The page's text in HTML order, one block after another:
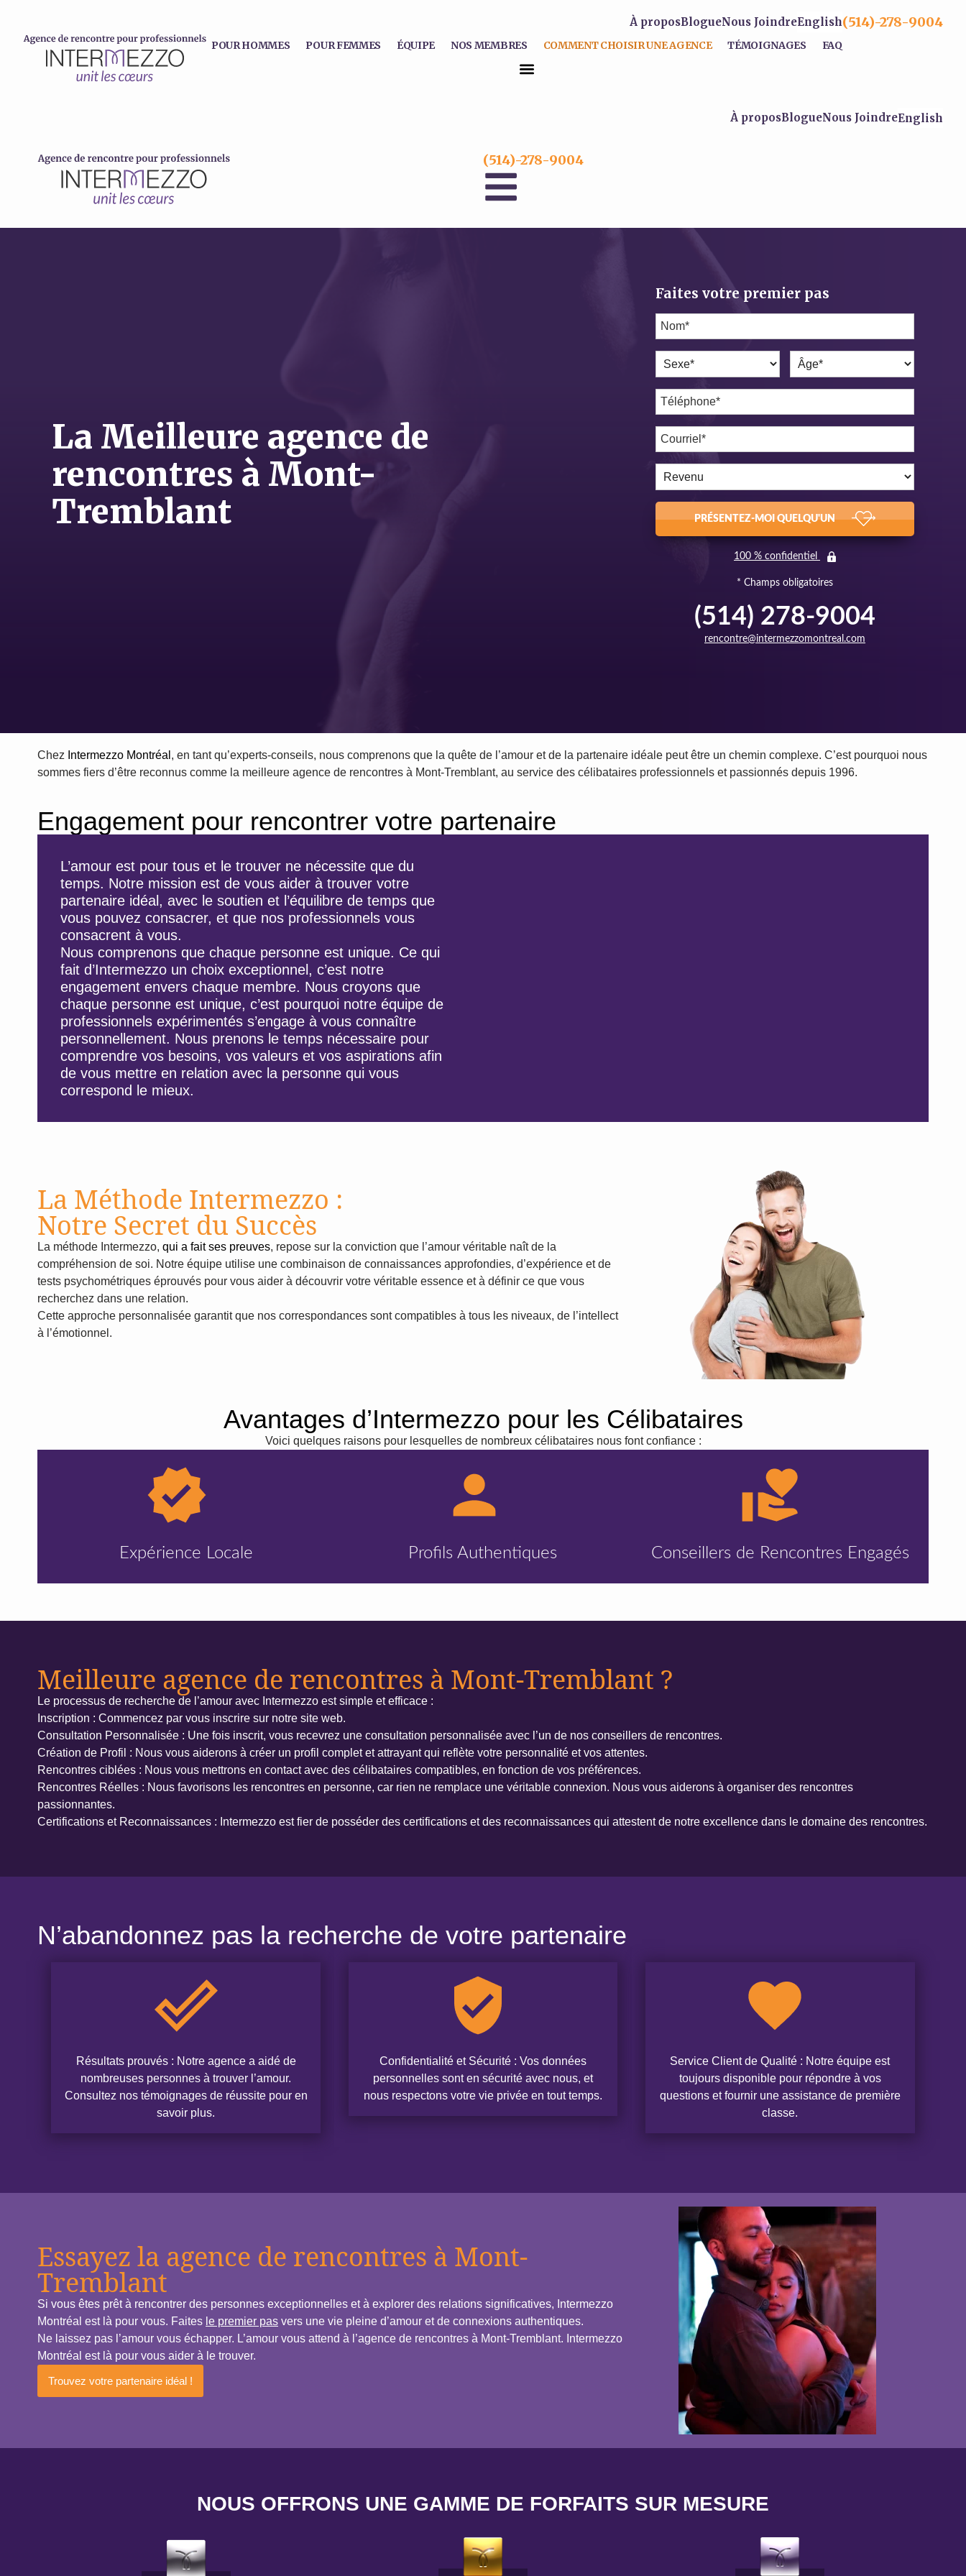
À proposBlogueNous JoindreEnglish(514)-278-9004
POUR HOMMES POUR FEMMES ÉQUIPE NOS MEMBRES COMMENT CHOISIR UNE AGENCE TÉMOIGNAGES FAQ
À proposBlogueNous JoindreEnglish
(514)-278-9004
La Meilleure agence de
rencontres à Mont-
Tremblant
Faites votre premier pas
PRÉSENTEZ-MOI QUELQU'UN
100 % confidentiel
* Champs obligatoires
(514) 278-9004
rencontre@intermezzomontreal.com
Chez Intermezzo Montréal , en tant qu’experts-conseils, nous comprenons que la quête de l’amour et de la partenaire idéale peut être un chemin complexe. C’est pourquoi nous
sommes fiers d’être reconnus comme la meilleure agence de rencontres à Mont-Tremblant, au service des célibataires professionnels et passionnés depuis 1996.
Engagement pour rencontrer votre partenaire
L’amour est pour tous et le trouver ne nécessite que du
temps. Notre mission est de vous aider à trouver votre
partenaire idéal, avec le soutien et l’équilibre de temps que
vous pouvez consacrer, et que nos professionnels vous
consacrent à vous.
Nous comprenons que chaque personne est unique. Ce qui
fait d’Intermezzo un choix exceptionnel, c’est notre
engagement envers chaque membre. Nous croyons que
chaque personne est unique, c’est pourquoi notre équipe de
professionnels expérimentés s’engage à vous connaître
personnellement. Nous prenons le temps nécessaire pour
comprendre vos besoins, vos valeurs et vos aspirations afin
de vous mettre en relation avec la personne qui vous
correspond le mieux.
La Méthode Intermezzo :
Notre Secret du Succès
La méthode Intermezzo, qui a fait ses preuves, repose sur la conviction que l’amour véritable naît de la
compréhension de soi. Notre équipe utilise une combinaison de connaissances approfondies, d’expérience et de
tests psychométriques éprouvés pour vous aider à découvrir votre véritable essence et à définir ce que vous
recherchez dans une relation.
Cette approche personnalisée garantit que nos correspondances sont compatibles à tous les niveaux, de l’intellect
à l’émotionnel.
Avantages d’Intermezzo pour les Célibataires
Voici quelques raisons pour lesquelles de nombreux célibataires nous font confiance :
Expérience Locale Profils Authentiques Conseillers de Rencontres Engagés
Meilleure agence de rencontres à Mont-Tremblant ?
Le processus de recherche de l’amour avec Intermezzo est simple et efficace :
Inscription : Commencez par vous inscrire sur notre site web.
Consultation Personnalisée : Une fois inscrit, vous recevrez une consultation personnalisée avec l’un de nos conseillers de rencontres.
Création de Profil : Nous vous aiderons à créer un profil complet et attrayant qui reflète votre personnalité et vos attentes.
Rencontres ciblées : Nous vous mettrons en contact avec des célibataires compatibles, en fonction de vos préférences.
Rencontres Réelles : Nous favorisons les rencontres en personne, car rien ne remplace une véritable connexion. Nous vous aiderons à organiser des rencontres
passionnantes.
Certifications et Reconnaissances : Intermezzo est fier de posséder des certifications et des reconnaissances qui attestent de notre excellence dans le domaine des rencontres.
N’abandonnez pas la recherche de votre partenaire
Résultats prouvés : Notre agence a aidé de
nombreuses personnes à trouver l’amour.
Consultez nos témoignages de réussite pour en
savoir plus.
Confidentialité et Sécurité : Vos données
personnelles sont en sécurité avec nous, et
nous respectons votre vie privée en tout temps.
Service Client de Qualité : Notre équipe est
toujours disponible pour répondre à vos
questions et fournir une assistance de première
classe.
Essayez la agence de rencontres à Mont-
Tremblant
Si vous êtes prêt à rencontrer des personnes exceptionnelles et à explorer des relations significatives, Intermezzo
Montréal est là pour vous. Faites le premier pas vers une vie pleine d’amour et de connexions authentiques.
Ne laissez pas l’amour vous échapper. L’amour vous attend à l’agence de rencontres à Mont-Tremblant. Intermezzo
Montréal est là pour vous aider à le trouver.
Trouvez votre partenaire idéal !
NOUS OFFRONS UNE GAMME DE FORFAITS SUR MESURE